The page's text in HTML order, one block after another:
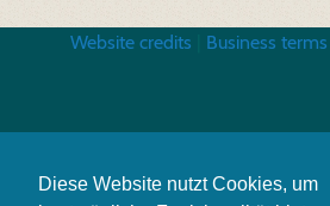
Diese Website nutzt Cookies, um
Website credits Business terms